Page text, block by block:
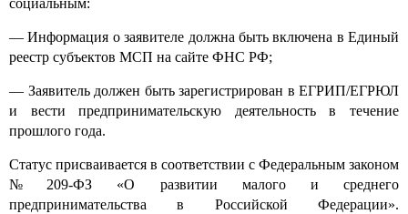
социальным:
— Информация о заявителе должна быть включена в Единый
реестр субъектов МСП на сайте ФНС РФ;
— Заявитель должен быть зарегистрирован в ЕГРИП/ЕГРЮЛ
и вести предпринимательскую деятельность в течение
прошлого года.
Статус присваивается в соответствии с Федеральным законом
№ 209-ФЗ «О развитии малого и среднего
предпринимательства в Российской Федерации».